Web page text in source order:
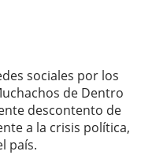
sociales por los
de Dentro
descontento de
a la crisis política,
país.